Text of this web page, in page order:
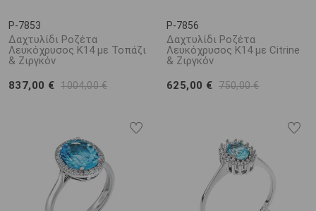
P-7853
Δαχτυλίδι Ροζέτα
Λευκόχρυσος Κ14 με Τοπάζι
& Ζιργκόν
837,00 € 1004,00 €
P-7856
Δαχτυλίδι Ροζέτα
Λευκόχρυσος Κ14 με Citrine
& Ζιργκόν
625,00 € 750,00 €